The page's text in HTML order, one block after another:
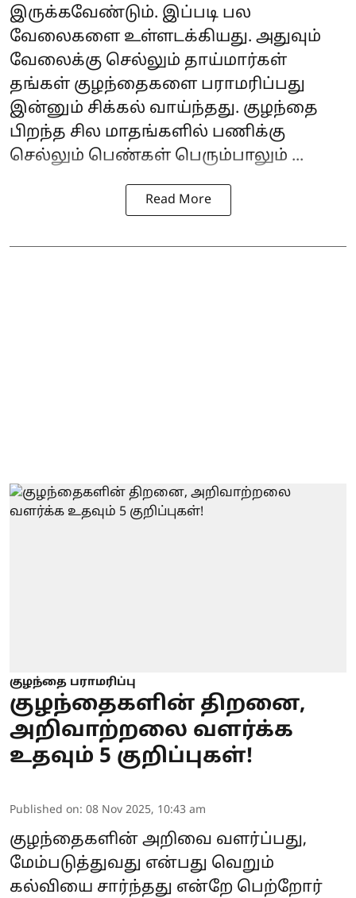
இருக்கவேண்டும். இப்படி பல
வேலைகளை உள்ளடக்கியது. அதுவும்
வேலைக்கு செல்லும் தாய்மார்கள்
தங்கள் குழந்தைகளை பராமரிப்பது
இன்னும் சிக்கல் வாய்ந்தது. குழந்தை
பிறந்த சில மாதங்களில் பணிக்கு
செல்லும் பெண்கள் பெரும்பாலும் ...
Read More
குழந்தை பராமரிப்பு
குழந்தைகளின் திறனை,
அறிவாற்றலை வளர்க்க
உதவும் 5 குறிப்புகள்!
Published on: 08 Nov 2025, 10:43 am
குழந்தைகளின் அறிவை வளர்ப்பது,
மேம்படுத்துவது என்பது வெறும்
கல்வியை சார்ந்தது என்றே பெற்றோர்